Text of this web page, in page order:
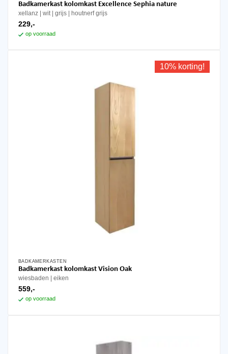
Badkamerkast kolomkast Excellence Sephia nature
xellanz wit | grijs | houtnerf grijs
229,-
op voorraad
10% korting!
BADKAMERKASTEN
Badkamerkast kolomkast Vision Oak
wiesbaden eiken
559,-
op voorraad